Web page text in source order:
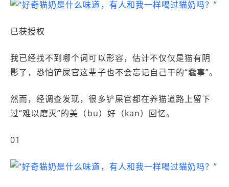
已获授权
我已经找不到哪个词可以形容，估计不仅仅是猫有阴
影了，恐怕铲屎官这辈子也不会忘记自己干的“蠢事”。
然而，经调查发现，很多铲屎官都在养猫道路上留下
过“难以磨灭”的美（bu）好（kan）回忆。
01